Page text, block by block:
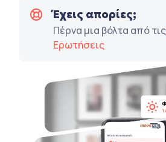
Έχεις απορίες;
Πέρνα μια βόλτα από τις
Ερωτήσεις